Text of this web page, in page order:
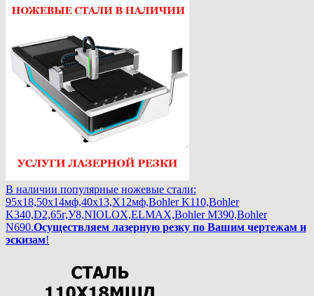
В наличии популярные ножевые стали:
95х18,50х14мф,40х13,Х12мф,Bohler K110,Bohler
K340,D2,65г,У8,NIOLOX,ELMAX,Bohler М390,Bohler
N690.Осуществляем лазерную резку по Вашим чертежам и
эскизам!